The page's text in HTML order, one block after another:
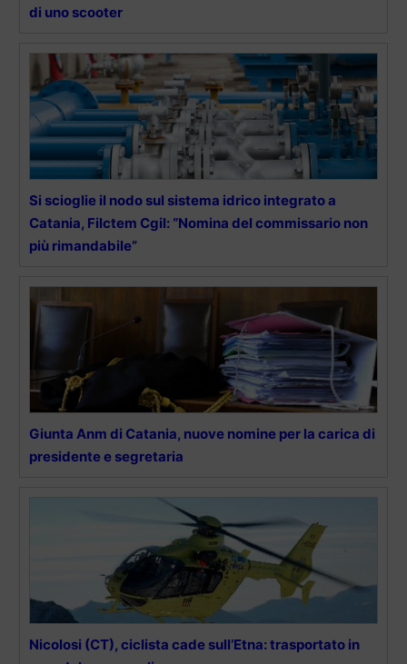
di uno scooter
Si scioglie il nodo sul sistema idrico integrato a
Catania, Filctem Cgil: “Nomina del commissario non
più rimandabile”
Giunta Anm di Catania, nuove nomine per la carica di
presidente e segretaria
Nicolosi (CT), ciclista cade sull’Etna: trasportato in